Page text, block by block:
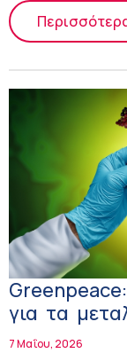
για τα
7 Μαΐου, 2026